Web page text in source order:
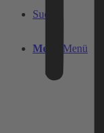
Suche
Menü Menü